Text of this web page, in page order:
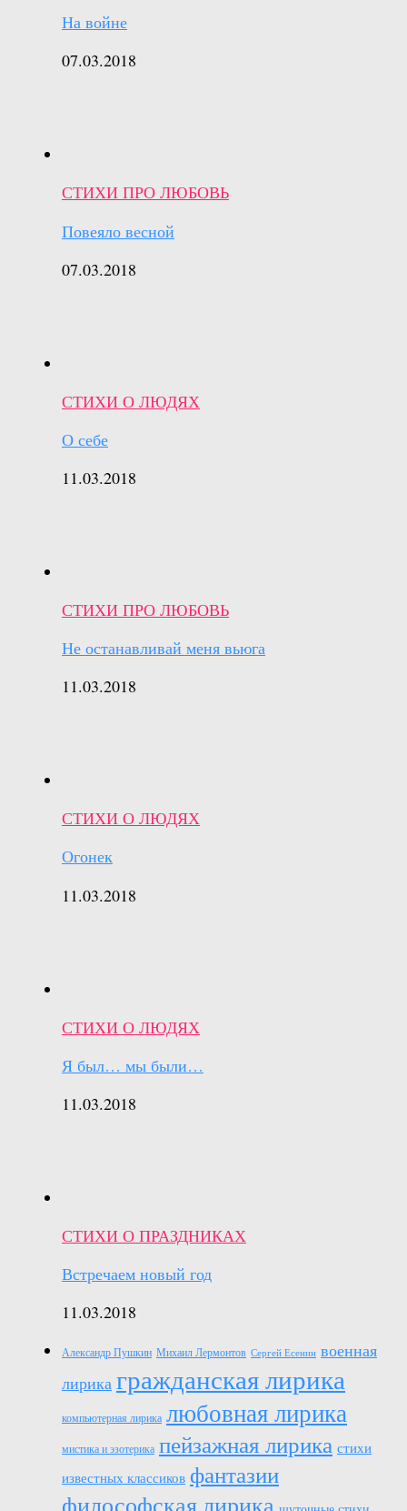
На войне
07.03.2018
СТИХИ ПРО ЛЮБОВЬ
Повеяло весной
07.03.2018
СТИХИ О ЛЮДЯХ
О себе
11.03.2018
СТИХИ ПРО ЛЮБОВЬ
Не останавливай меня вьюга
11.03.2018
СТИХИ О ЛЮДЯХ
Огонек
11.03.2018
СТИХИ О ЛЮДЯХ
Я был… мы были…
11.03.2018
СТИХИ О ПРАЗДНИКАХ
Встречаем новый год
11.03.2018
Александр Пушкин Михаил Лермонтов Сергей Есенин военная
лирика гражданская лирика
компьютерная лирика любовная лирика
мистика и эзотерика пейзажная лирика стихи
известных классиков фантазии